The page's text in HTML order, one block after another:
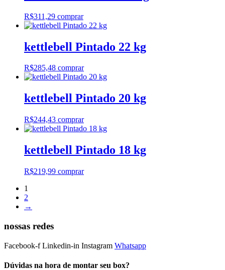
R$311,29 comprar
kettlebell Pintado 22 kg
R$285,48 comprar
kettlebell Pintado 20 kg
R$244,43 comprar
kettlebell Pintado 18 kg
R$219,99 comprar
1
2
→
nossas redes
Facebook-f Linkedin-in Instagram Whatsapp
Dúvidas na hora de montar seu box?